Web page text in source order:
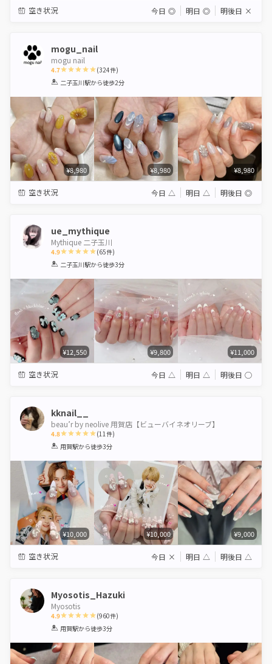
空き状況 今日 ◎ 明日 ◎ 明後日 ×
mogu_nail
mogu nail
4.7
1 2 3 4 5
(324件)
二子玉川駅から徒歩2分
¥8,980 ¥8,980 ¥8,980
空き状況 今日 △ 明日 △ 明後日 ◎
ue_mythique
Mythique 二子玉川
4.9
1 2 3 4 5
(65件)
二子玉川駅から徒歩3分
¥12,550 ¥9,800 ¥11,000
空き状況 今日 △ 明日 △ 明後日 ◯
kknail__
beau’r by neolive 用賀店【ビューバイネオリーブ】
4.8
1 2 3 4 5
(11件)
用賀駅から徒歩3分
¥10,000 ¥10,000 ¥9,000
空き状況 今日 × 明日 △ 明後日 △
Myosotis_Hazuki
Myosotis
4.9
1 2 3 4 5
(960件)
用賀駅から徒歩3分